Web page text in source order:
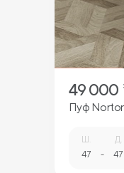
49 000
Пуф
Ш.
47 -
Д.
47